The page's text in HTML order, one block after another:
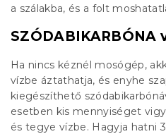
a szálakba, és a folt
SZÓDABIKARBÓNA
Ha nincs kéznél mosógép,
vízbe áztathatja, és enyhe
kiegészíthető
esetben kis mennyiséget
és tegye vízbe. Hagyja hatni